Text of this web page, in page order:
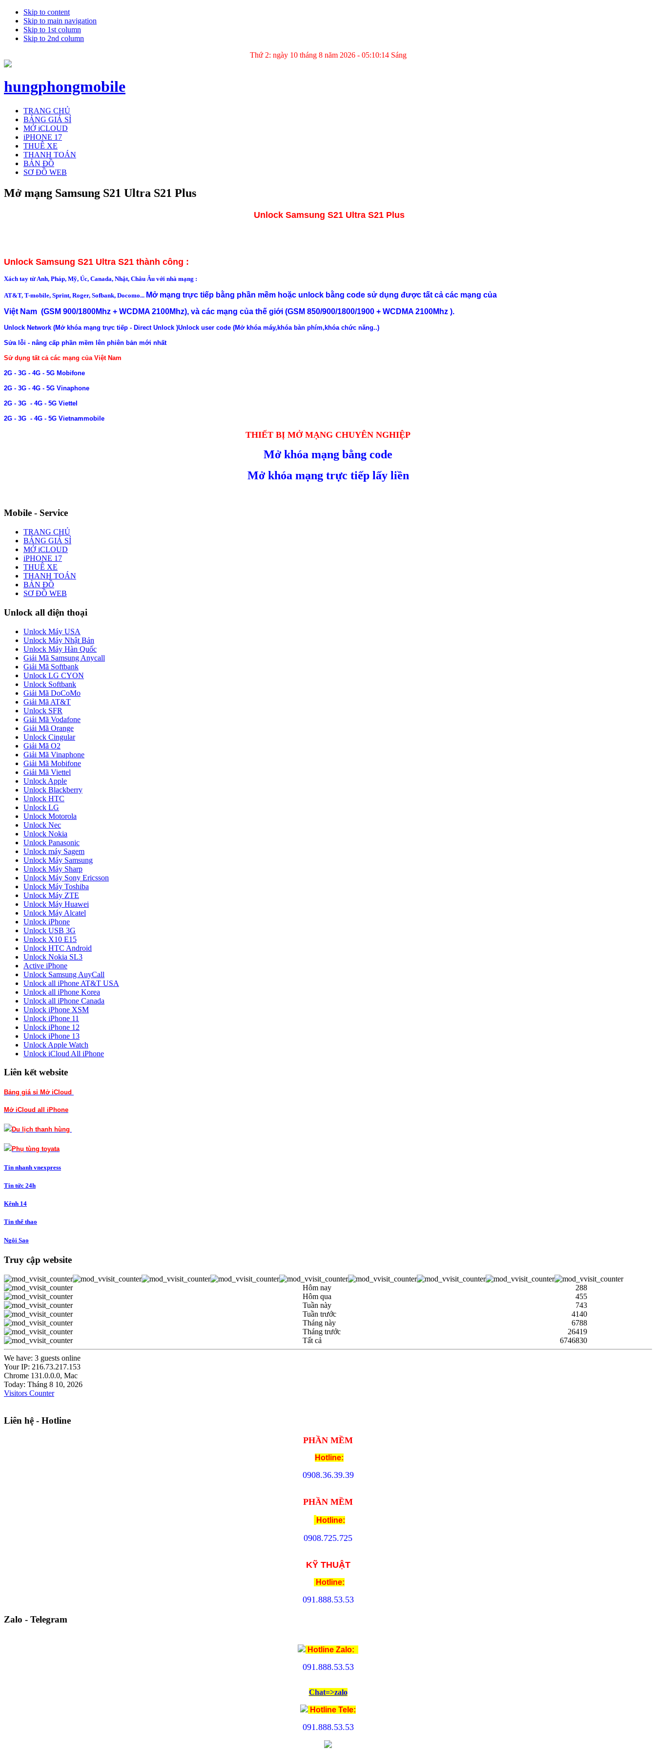
Skip to content
Skip to main navigation
Skip to 1st column
Skip to 2nd column
Thứ 2: ngày 10 tháng 8 năm 2026 - 05:10:14 Sáng
hungphongmobile
TRANG CHỦ
BẢNG GIÁ SỈ
MỞ iCLOUD
iPHONE 17
THUÊ XE
THANH TOÁN
BẢN ĐỒ
SƠ ĐỒ WEB
Mở mạng Samsung S21 Ultra S21 Plus
Unlock Samsung S21 Ultra S21 Plus
Unlock Samsung S21 Ultra S21 thành công :
Xách tay từ Anh, Pháp, Mỹ, Úc, Canada, Nhật, Châu Âu với nhà mạng :
AT&T, T-mobile, Sprint, Roger, Sofbank, Docomo... Mở mạng trực tiếp bằng phần mềm hoặc unlock bằng code sử dụng được tất cả các mạng của
Việt Nam (GSM 900/1800Mhz + WCDMA 2100Mhz), và các mạng của thế giới (GSM 850/900/1800/1900 + WCDMA 2100Mhz ).
Unlock Network (Mở khóa mạng trực tiếp - Direct Unlock )Unlock user code (Mở khóa máy,khóa bàn phím,khóa chức năng..)
Sửa lỗi - nâng cấp phần mềm lên phiên bản mới nhất
Sử dụng tất cả các mạng của Việt Nam
2G - 3G - 4G - 5G Mobifone
2G - 3G - 4G - 5G Vinaphone
2G - 3G - 4G - 5G Viettel
2G - 3G - 4G - 5G Vietnammobile
THIẾT BỊ MỞ MẠNG CHUYÊN NGHIỆP
Mở khóa mạng bằng code
Mở khóa mạng trực tiếp lấy liền
Mobile - Service
TRANG CHỦ
BẢNG GIÁ SỈ
MỞ iCLOUD
iPHONE 17
THUÊ XE
THANH TOÁN
BẢN ĐỒ
SƠ ĐỒ WEB
Unlock all điện thoại
Unlock Máy USA
Unlock Máy Nhật Bản
Unlock Máy Hàn Quốc
Giải Mã Samsung Anycall
Giải Mã Softbank
Unlock LG CYON
Unlock Softbank
Giải Mã DoCoMo
Giải Mã AT&T
Unlock SFR
Giải Mã Vodafone
Giải Mã Orange
Unlock Cingular
Giải Mã O2
Giải Mã Vinaphone
Giải Mã Mobifone
Giải Mã Viettel
Unlock Apple
Unlock Blackberry
Unlock HTC
Unlock LG
Unlock Motorola
Unlock Nec
Unlock Nokia
Unlock Panasonic
Unlock máy Sagem
Unlock Máy Samsung
Unlock Máy Sharp
Unlock Máy Sony Ericsson
Unlock Máy Toshiba
Unlock Máy ZTE
Unlock Máy Huawei
Unlock Máy Alcatel
Unlock iPhone
Unlock USB 3G
Unlock X10 E15
Unlock HTC Android
Unlock Nokia SL3
Active iPhone
Unlock Samsung AuyCall
Unlock all iPhone AT&T USA
Unlock all iPhone Korea
Unlock all iPhone Canada
Unlock iPhone XSM
Unlock iPhone 11
Unlock iPhone 12
Unlock iPhone 13
Unlock Apple Watch
Unlock iCloud All iPhone
Liên kết website
Bảng giá sỉ Mở iCloud
Mở iCloud all iPhone
Du lịch thanh hùng
Phụ tùng toyata
Tin nhanh vnexpress
Tin tức 24h
Kênh 14
Tin thể thao
Ngôi Sao
Truy cập website
Hôm nay
288
Hôm qua
455
Tuần này
743
Tuần trước
4140
Tháng này
6788
Tháng trước
26419
Tất cả
6746830
We have: 3 guests online
Your IP: 216.73.217.153
Chrome 131.0.0.0, Mac
Today: Tháng 8 10, 2026
Visitors Counter
Liên hệ - Hotline
PHẦN MỀM
Hotline:
0908.36.39.39
PHẦN MỀM
Hotline:
0908.725.725
KỸ THUẬT
Hotline:
091.888.53.53
Zalo - Telegram
Hotline Zalo:
091.888.53.53
Chat=>zalo
Hotline Tele:
091.888.53.53